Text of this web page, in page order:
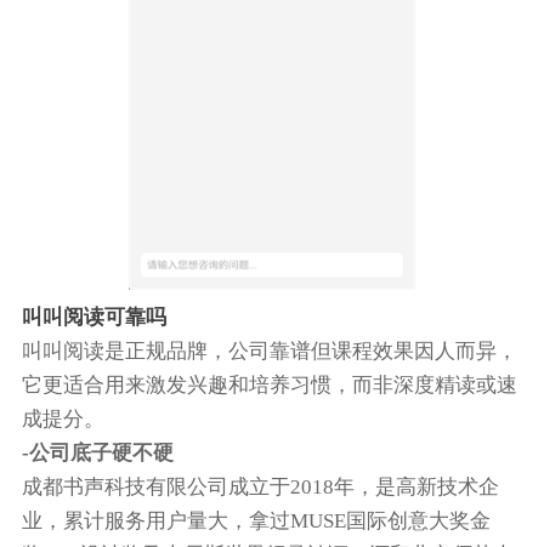
叫叫阅读可靠吗
叫叫阅读是正规品牌，公司靠谱但课程效果因人而异‌，
它更适合用来激发兴趣和培养习惯，而非深度精读或速
成提分。‌‌
-公司底子硬不硬
成都书声科技有限公司成立于2018年，是高新技术企
业，累计服务用户量大，拿过MUSE国际创意大奖金